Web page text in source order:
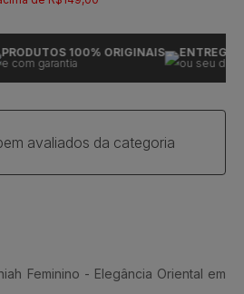
100% ORIGINAIS
garantia
ENTREGA
ou seu
avaliados da categoria
Feminino - Elegância Oriental em